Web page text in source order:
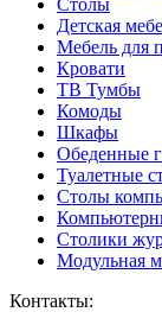
Столы
Детская
Мебель для
Кровати
ТВ Тумбы
Комоды
Шкафы
Обеденные
Туалетные
Столы
Столики
Модульная
Контакты: